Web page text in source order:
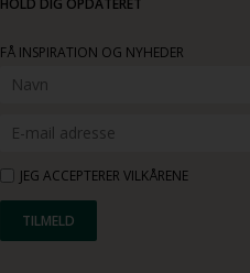
FÅ INSPIRATION OG NYHEDER
JEG ACCEPTERER VILKÅRENE